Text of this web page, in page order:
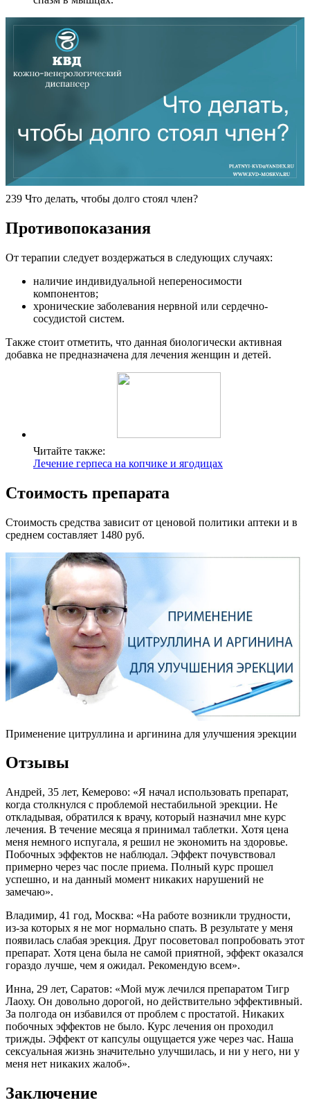
239 Что делать, чтобы долго стоял член?
Противопоказания
От терапии следует воздержаться в следующих случаях:
наличие индивидуальной непереносимости
компонентов;
хронические заболевания нервной или сердечно-
сосудистой систем.
Также стоит отметить, что данная биологически активная
добавка не предназначена для лечения женщин и детей.
Читайте также:
Лечение герпеса на копчике и ягодицах
Стоимость препарата
Стоимость средства зависит от ценовой политики аптеки и в
среднем составляет 1480 руб.
Применение цитруллина и аргинина для улучшения эрекции
Отзывы
Андрей, 35 лет, Кемерово: «Я начал использовать препарат,
когда столкнулся с проблемой нестабильной эрекции. Не
откладывая, обратился к врачу, который назначил мне курс
лечения. В течение месяца я принимал таблетки. Хотя цена
меня немного испугала, я решил не экономить на здоровье.
Побочных эффектов не наблюдал. Эффект почувствовал
примерно через час после приема. Полный курс прошел
успешно, и на данный момент никаких нарушений не
замечаю».
Владимир, 41 год, Москва: «На работе возникли трудности,
из-за которых я не мог нормально спать. В результате у меня
появилась слабая эрекция. Друг посоветовал попробовать этот
препарат. Хотя цена была не самой приятной, эффект оказался
гораздо лучше, чем я ожидал. Рекомендую всем».
Инна, 29 лет, Саратов: «Мой муж лечился препаратом Тигр
Лаоху. Он довольно дорогой, но действительно эффективный.
За полгода он избавился от проблем с простатой. Никаких
побочных эффектов не было. Курс лечения он проходил
трижды. Эффект от капсулы ощущается уже через час. Наша
сексуальная жизнь значительно улучшилась, и ни у него, ни у
меня нет никаких жалоб».
Заключение